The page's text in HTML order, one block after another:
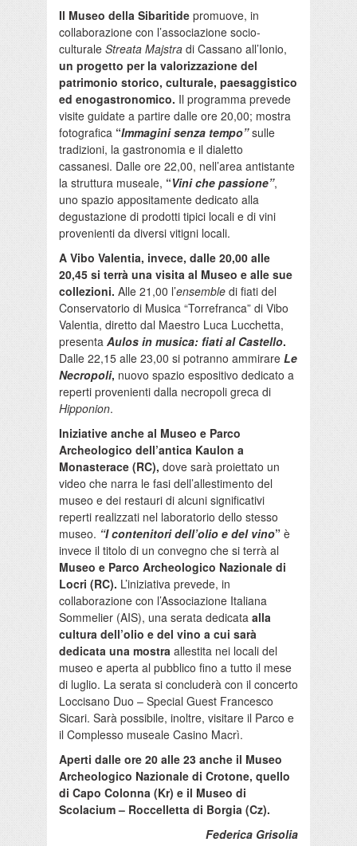
Il Museo della Sibaritide promuove, in
collaborazione con l’associazione socio-
culturale Streata Majstra di Cassano all’Ionio,
un progetto per la valorizzazione del
patrimonio storico, culturale, paesaggistico
ed enogastronomico. Il programma prevede
visite guidate a partire dalle ore 20,00; mostra
fotografica “Immagini senza tempo” sulle
tradizioni, la gastronomia e il dialetto
cassanesi. Dalle ore 22,00, nell’area antistante
la struttura museale, “Vini che passione”,
uno spazio appositamente dedicato alla
degustazione di prodotti tipici locali e di vini
provenienti da diversi vitigni locali.
A Vibo Valentia, invece, dalle 20,00 alle
20,45 si terrà una visita al Museo e alle sue
collezioni. Alle 21,00 l’ensemble di fiati del
Conservatorio di Musica “Torrefranca” di Vibo
Valentia, diretto dal Maestro Luca Lucchetta,
presenta Aulos in musica: fiati al Castello.
Dalle 22,15 alle 23,00 si potranno ammirare Le
Necropoli, nuovo spazio espositivo dedicato a
reperti provenienti dalla necropoli greca di
Hipponion.
Iniziative anche al Museo e Parco
Archeologico dell’antica Kaulon a
Monasterace (RC), dove sarà proiettato un
video che narra le fasi dell’allestimento del
museo e dei restauri di alcuni significativi
reperti realizzati nel laboratorio dello stesso
museo. “I contenitori dell’olio e del vino” è
invece il titolo di un convegno che si terrà al
Museo e Parco Archeologico Nazionale di
Locri (RC). L’iniziativa prevede, in
collaborazione con l’Associazione Italiana
Sommelier (AIS), una serata dedicata alla
cultura dell’olio e del vino a cui sarà
dedicata una mostra allestita nei locali del
museo e aperta al pubblico fino a tutto il mese
di luglio. La serata si concluderà con il concerto
Loccisano Duo – Special Guest Francesco
Sicari. Sarà possibile, inoltre, visitare il Parco e
il Complesso museale Casino Macrì.
Aperti dalle ore 20 alle 23 anche il Museo
Archeologico Nazionale di Crotone, quello
di Capo Colonna (Kr) e il Museo di
Scolacium – Roccelletta di Borgia (Cz).
Federica Grisolia